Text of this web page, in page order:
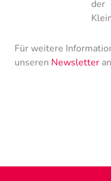
der
Für weitere
unseren Newsletter